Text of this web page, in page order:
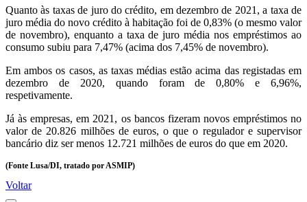
Quanto às taxas de juro do crédito, em dezembro de 2021, a taxa de
juro média do novo crédito à habitação foi de 0,83% (o mesmo valor
de novembro), enquanto a taxa de juro média nos empréstimos ao
consumo subiu para 7,47% (acima dos 7,45% de novembro).
Em ambos os casos, as taxas médias estão acima das registadas em
dezembro de 2020, quando foram de 0,80% e 6,96%,
respetivamente.
Já às empresas, em 2021, os bancos fizeram novos empréstimos no
valor de 20.826 milhões de euros, o que o regulador e supervisor
bancário diz ser menos 12.721 milhões de euros do que em 2020.
(Fonte Lusa/DI, tratado por ASMIP)
Voltar